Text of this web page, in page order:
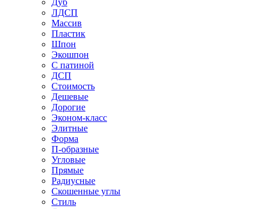
Дуб
ЛДСП
Массив
Пластик
Шпон
Экошпон
С патиной
ДСП
Стоимость
Дешевые
Дорогие
Эконом-класс
Элитные
Форма
П-образные
Угловые
Прямые
Радиусные
Скошенные углы
Стиль